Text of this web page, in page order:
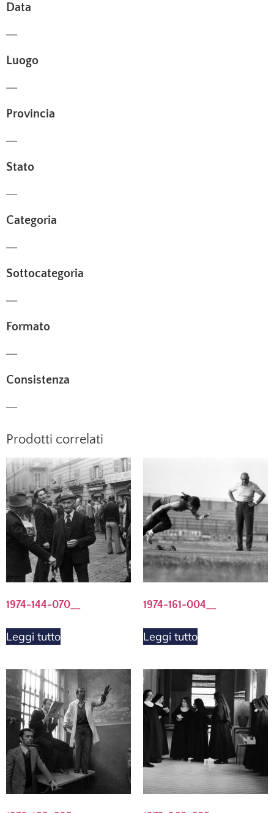
Data
—
Luogo
—
Provincia
—
Stato
—
Categoria
—
Sottocategoria
—
Formato
—
Consistenza
—
Prodotti correlati
1974-144-070__
Leggi tutto
1974-161-004__
Leggi tutto